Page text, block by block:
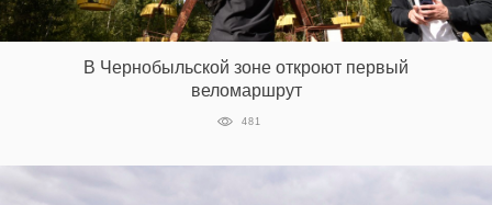
В Чернобыльской зоне откроют первый
веломаршрут
481